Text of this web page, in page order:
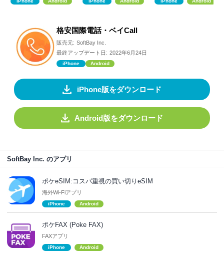
格安国際電話・ベイCall
販売元: SoftBay Inc.
最終アップデート日: 2022年6月24日
iPhone Android
iPhone版をダウンロード
Android版をダウンロード
SoftBay Inc. のアプリ
ポケeSIM:コスパ重視の買い切りeSIM
海外Wi-Fiアプリ
iPhone Android
ポケFAX (Poke FAX)
FAXアプリ
iPhone Android